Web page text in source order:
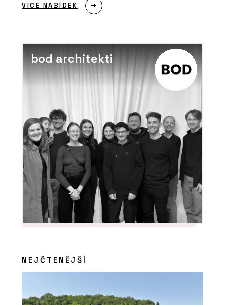
VÍCE NABÍDEK
bod architekti
NEJČTENĚJŠÍ